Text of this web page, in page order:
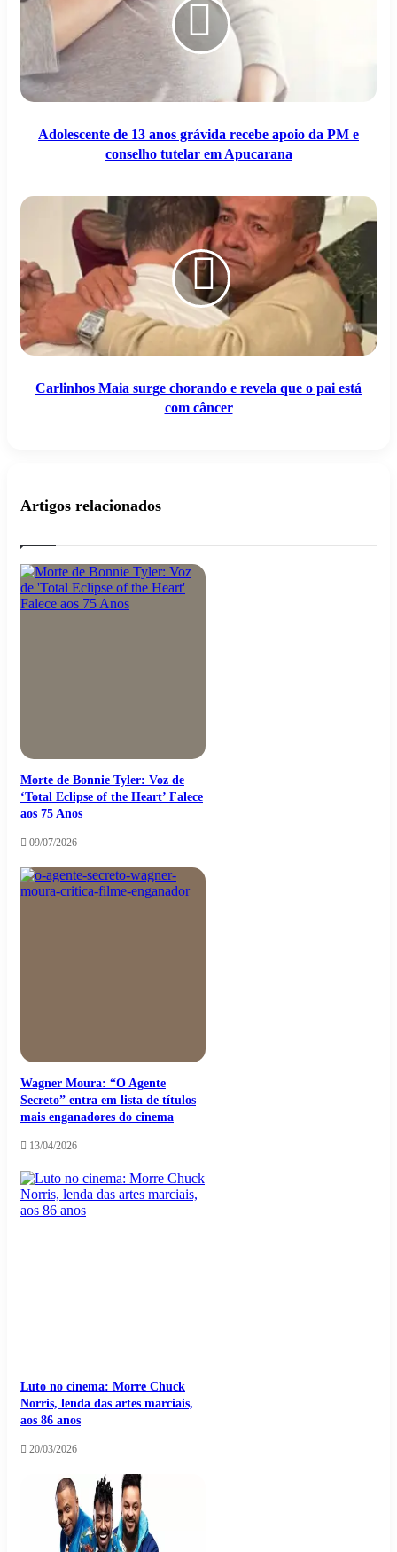
grávida
PM
e
Adolescente de 13 anos grávida recebe apoio da PM e
conselho tutelar em Apucarana
Carlinhos
e
revela
que
o
pai
está
Carlinhos Maia surge chorando e revela que o pai está
com câncer
Artigos relacionados
Morte de Bonnie Tyler: Voz de
‘Total Eclipse of the Heart’ Falece
aos 75 Anos
09/07/2026
Wagner Moura: “O Agente
Secreto” entra em lista de títulos
mais enganadores do cinema
13/04/2026
Luto no cinema: Morre Chuck
Norris, lenda das artes marciais,
aos 86 anos
20/03/2026